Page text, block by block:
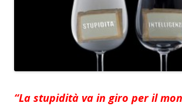
“La stupidità va in giro per il